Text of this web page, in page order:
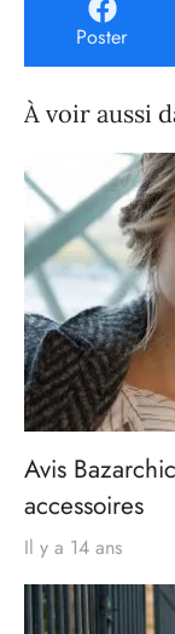
Poster
À voir aussi
Avis
accessoires
Il y a 14 ans